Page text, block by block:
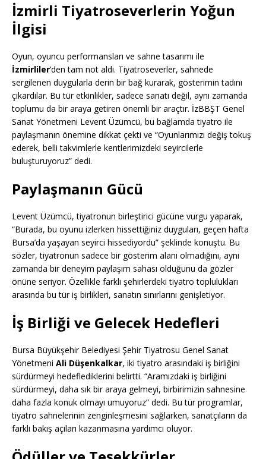
İzmirli Tiyatroseverlerin Yoğun
İlgisi
Oyun, oyuncu performansları ve sahne tasarımı ile
İzmirliler’den tam not aldı. Tiyatroseverler, sahnede
sergilenen duygularla derin bir bağ kurarak, gösterimin tadını
çıkardılar. Bu tür etkinlikler, sadece sanatı değil, aynı zamanda
toplumu da bir araya getiren önemli bir araçtır. İzBBŞT Genel
Sanat Yönetmeni Levent Üzümcü, bu bağlamda tiyatro ile
paylaşmanın önemine dikkat çekti ve “Oyunlarımızı değiş tokuş
ederek, belli takvimlerle kentlerimizdeki seyircilerle
buluşturuyoruz” dedi.
Paylaşmanın Gücü
Levent Üzümcü, tiyatronun birleştirici gücüne vurgu yaparak,
“Burada, bu oyunu izlerken hissettiğiniz duyguları, geçen hafta
Bursa’da yaşayan seyirci hissediyordu” şeklinde konuştu. Bu
sözler, tiyatronun sadece bir gösterim alanı olmadığını, aynı
zamanda bir deneyim paylaşım sahası olduğunu da gözler
önüne seriyor. Özellikle farklı şehirlerdeki tiyatro toplulukları
arasında bu tür iş birlikleri, sanatın sınırlarını genişletiyor.
İş Birliği ve Gelecek Hedefleri
Bursa Büyükşehir Belediyesi Şehir Tiyatrosu Genel Sanat
Yönetmeni Ali Düşenkalkar, iki tiyatro arasındaki iş birliğini
sürdürmeyi hedeflediklerini belirtti. “Aramızdaki iş birliğini
sürdürmeyi, daha sık bir araya gelmeyi, birbirimizin sahnesine
daha fazla konuk olmayı umuyoruz” dedi. Bu tür programlar,
tiyatro sahnelerinin zenginleşmesini sağlarken, sanatçıların da
farklı bakış açıları kazanmasına yardımcı oluyor.